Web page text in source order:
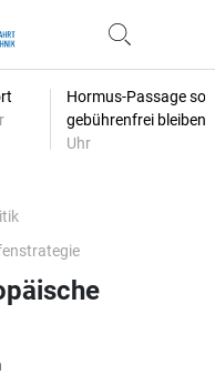
Hormus-Passage
gebührenfrei bleiben
Uhr